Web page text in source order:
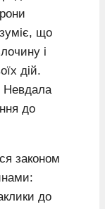
що
і
дій.
Невдала
до
законом
до